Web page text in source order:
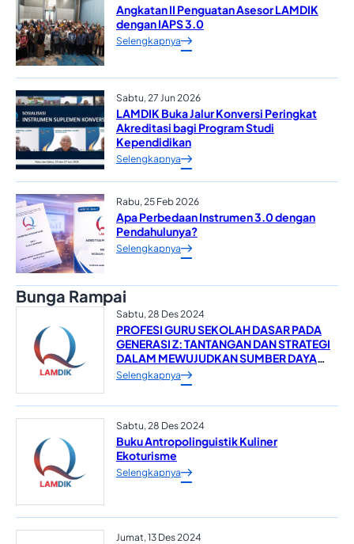
Angkatan II Penguatan Asesor LAMDIK
dengan IAPS 3.0
Selengkapnya
Sabtu, 27 Jun 2026
LAMDIK Buka Jalur Konversi Peringkat
Akreditasi bagi Program Studi
Kependidikan
Selengkapnya
Rabu, 25 Feb 2026
Apa Perbedaan Instrumen 3.0 dengan
Pendahulunya?
Selengkapnya
Bunga Rampai
Sabtu, 28 Des 2024
PROFESI GURU SEKOLAH DASAR PADA
GENERASI Z: TANTANGAN DAN STRATEGI
DALAM MEWUJUDKAN SUMBER DAYA
MANUSIA YANG UNGGUL*
Selengkapnya
Sabtu, 28 Des 2024
Buku Antropolinguistik Kuliner
Ekoturisme
Selengkapnya
Jumat, 13 Des 2024